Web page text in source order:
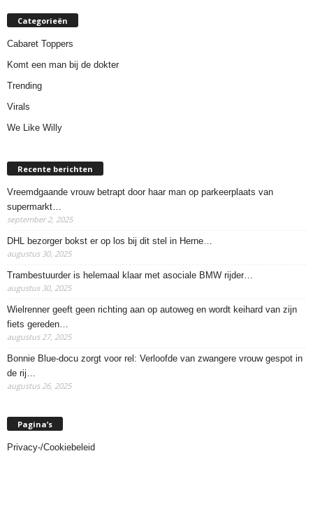
Categorieën
Cabaret Toppers
Komt een man bij de dokter
Trending
Virals
We Like Willy
Recente berichten
Vreemdgaande vrouw betrapt door haar man op parkeerplaats van
supermarkt…
september 2, 2025
DHL bezorger bokst er op los bij dit stel in Herne…
augustus 30, 2025
Trambestuurder is helemaal klaar met asociale BMW rijder…
augustus 30, 2025
Wielrenner geeft geen richting aan op autoweg en wordt keihard van zijn
fiets gereden…
augustus 27, 2025
Bonnie Blue-docu zorgt voor rel: Verloofde van zwangere vrouw gespot in
de rij…
augustus 26, 2025
Pagina’s
Privacy-/Cookiebeleid